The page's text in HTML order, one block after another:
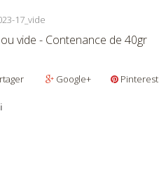
17_vide
vide - Contenance de 40gr
Google+ Pinterest